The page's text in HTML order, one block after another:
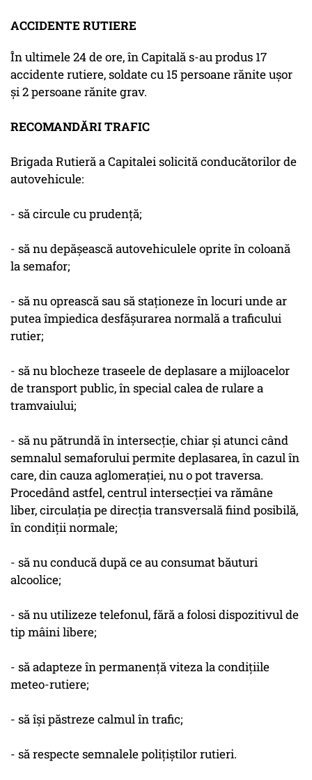
ACCIDENTE RUTIERE
În ultimele 24 de ore, în Capitală s-au produs 17
accidente rutiere, soldate cu 15 persoane rănite uşor
şi 2 persoane rănite grav.
RECOMANDĂRI TRAFIC
Brigada Rutieră a Capitalei solicită conducătorilor de
autovehicule:
- să circule cu prudenţă;
- să nu depăşească autovehiculele oprite în coloană
la semafor;
- să nu oprească sau să staţioneze în locuri unde ar
putea împiedica desfăşurarea normală a traficului
rutier;
- să nu blocheze traseele de deplasare a mijloacelor
de transport public, în special calea de rulare a
tramvaiului;
- să nu pătrundă în intersecţie, chiar şi atunci când
semnalul semaforului permite deplasarea, în cazul în
care, din cauza aglomeraţiei, nu o pot traversa.
Procedând astfel, centrul intersecţiei va rămâne
liber, circulaţia pe direcţia transversală fiind posibilă,
în condiţii normale;
- să nu conducă după ce au consumat băuturi
alcoolice;
- să nu utilizeze telefonul, fără a folosi dispozitivul de
tip mâini libere;
- să adapteze în permanenţă viteza la condiţiile
meteo-rutiere;
- să îşi păstreze calmul în trafic;
- să respecte semnalele poliţiştilor rutieri.